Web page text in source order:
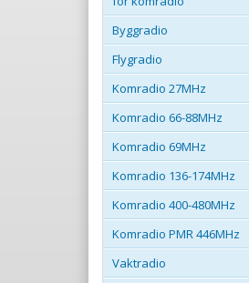
Byggradio
Flygradio
Komradio 27MHz
Komradio 66-88MHz
Komradio 69MHz
Komradio 136-174MHz
Komradio 400-480MHz
Komradio PMR 446MHz
Vaktradio